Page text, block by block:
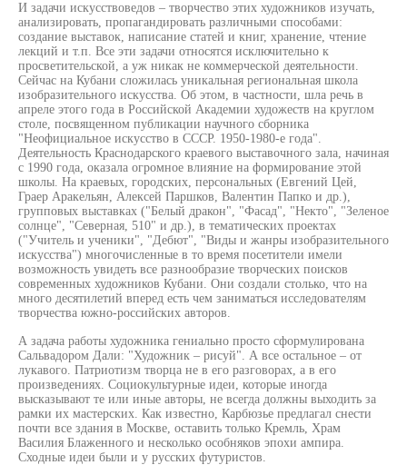
И задачи искусствоведов – творчество этих художников изучать,
анализировать, пропагандировать различными способами:
создание выставок, написание статей и книг, хранение, чтение
лекций и т.п. Все эти задачи относятся исключительно к
просветительской, а уж никак не коммерческой деятельности.
Сейчас на Кубани сложилась уникальная региональная школа
изобразительного искусства. Об этом, в частности, шла речь в
апреле этого года в Российской Академии художеств на круглом
столе, посвященном публикации научного сборника
"Неофициальное искусство в СССР. 1950-1980-е года".
Деятельность Краснодарского краевого выставочного зала, начиная
с 1990 года, оказала огромное влияние на формирование этой
школы. На краевых, городских, персональных (Евгений Цей,
Граер Аракельян, Алексей Паршков, Валентин Папко и др.),
групповых выставках ("Белый дракон", "Фасад", "Некто", "Зеленое
солнце", "Северная, 510" и др.), в тематических проектах
("Учитель и ученики", "Дебют", "Виды и жанры изобразительного
искусства") многочисленные в то время посетители имели
возможность увидеть все разнообразие творческих поисков
современных художников Кубани. Они создали столько, что на
много десятилетий вперед есть чем заниматься исследователям
творчества южно-российских авторов.
А задача работы художника гениально просто сформулирована
Сальвадором Дали: "Художник – рисуй". А все остальное – от
лукавого. Патриотизм творца не в его разговорах, а в его
произведениях. Социокультурные идеи, которые иногда
высказывают те или иные авторы, не всегда должны выходить за
рамки их мастерских. Как известно, Карбюзье предлагал снести
почти все здания в Москве, оставить только Кремль, Храм
Василия Блаженного и несколько особняков эпохи ампира.
Сходные идеи были и у русских футуристов.